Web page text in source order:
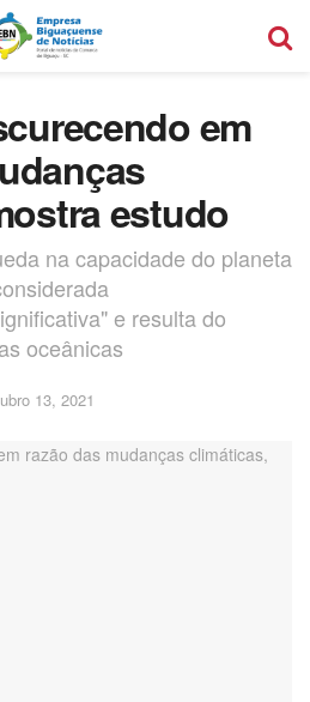
em
estudo
na capacidade do planeta
e resulta do
oceânicas
13, 2021